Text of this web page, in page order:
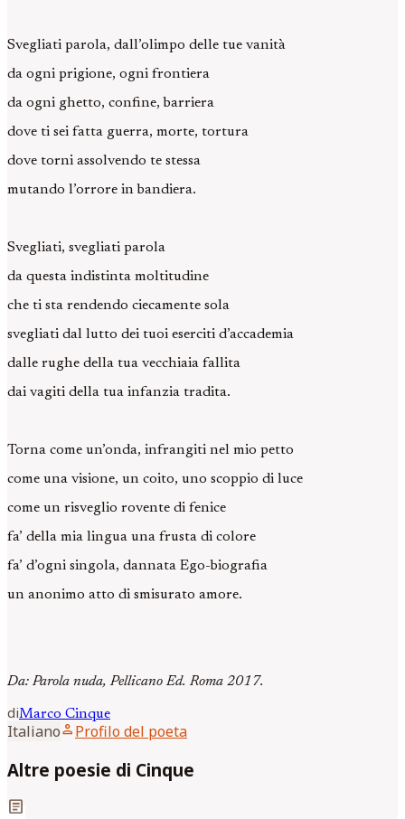
Svegliati parola, dall’olimpo delle tue vanità
da ogni prigione, ogni frontiera
da ogni ghetto, confine, barriera
dove ti sei fatta guerra, morte, tortura
dove torni assolvendo te stessa
mutando l’orrore in bandiera.
Svegliati, svegliati parola
da questa indistinta moltitudine
che ti sta rendendo ciecamente sola
svegliati dal lutto dei tuoi eserciti d’accademia
dalle rughe della tua vecchiaia fallita
dai vagiti della tua infanzia tradita.
Torna come un’onda, infrangiti nel mio petto
come una visione, un coito, uno scoppio di luce
come un risveglio rovente di fenice
fa’ della mia lingua una frusta di colore
fa’ d’ogni singola, dannata Ego-biografia
un anonimo atto di smisurato amore.
Da: Parola nuda, Pellicano Ed. Roma 2017.
diMarco Cinque
Italianoperson Profilo del poeta
Altre poesie di Cinque
article